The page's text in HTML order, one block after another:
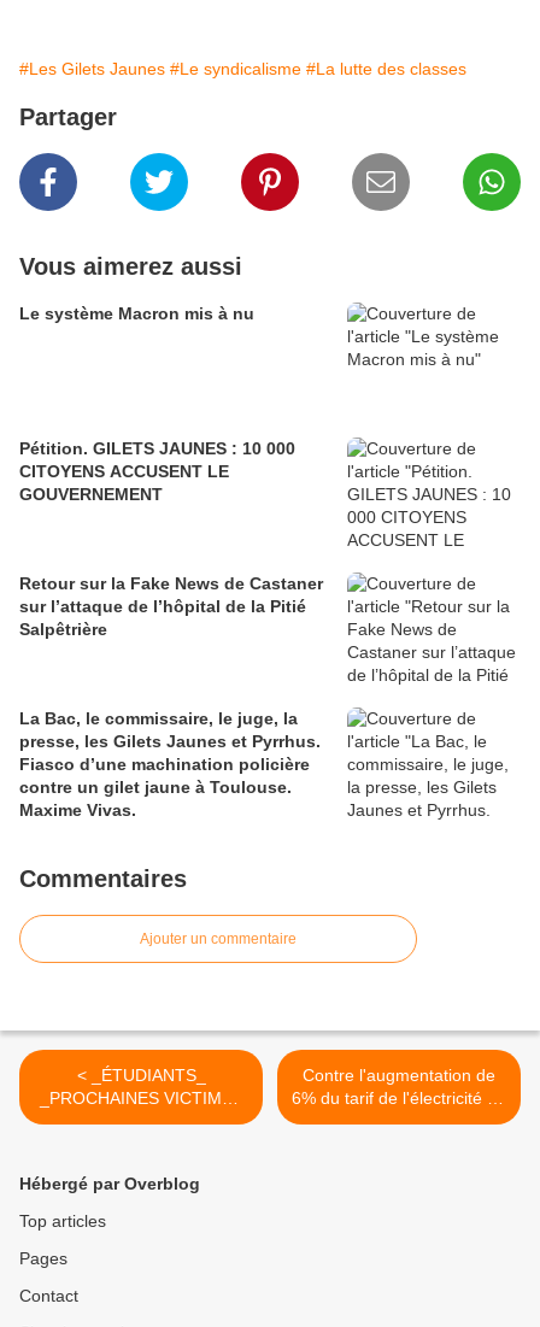
#Les Gilets Jaunes #Le syndicalisme #La lutte des classes
Partager
Vous aimerez aussi
Le système Macron mis à nu
Pétition. GILETS JAUNES : 10 000
CITOYENS ACCUSENT LE
GOUVERNEMENT
Retour sur la Fake News de Castaner
sur l’attaque de l’hôpital de la Pitié
Salpêtrière
La Bac, le commissaire, le juge, la
presse, les Gilets Jaunes et Pyrrhus.
Fiasco d’une machination policière
contre un gilet jaune à Toulouse.
Maxime Vivas.
Commentaires
Ajouter un commentaire
< _ÉTUDIANTS_
_PROCHAINES VICTIMES
DES MALFRATS DE LA
Contre l'augmentation de
6% du tarif de l'électricité en
France prévue au mois de
Hébergé par Overblog
Top articles
Pages
Contact